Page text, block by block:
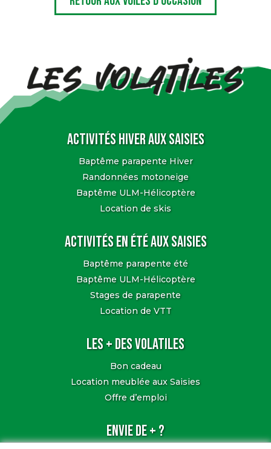
Activités Hiver aux Saisies
Baptême parapente Hiver
Randonnées motoneige
Baptême ULM-Hélicoptère
Location de skis
Activités en été aux Saisies
Baptême parapente été
Baptême ULM-Hélicoptère
Stages de parapente
Location de VTT
Les + des Volatiles
Bon cadeau
Location meublée aux Saisies
Offre d’emploi
Envie de + ?